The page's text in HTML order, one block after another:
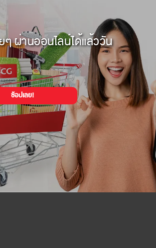
ๆ ผ่านออนไลน์ได้แล้ววัน
ช้อปเลย!